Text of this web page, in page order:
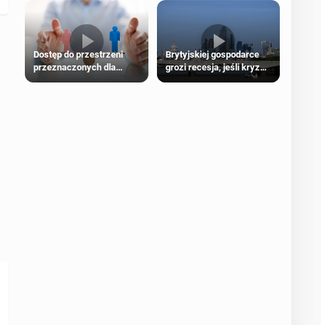
Dostęp do przestrzeni
przeznaczonych dla
jednej płci ma opierać się
Brytyjskiej gospodarce
grozi recesja, jeśli kryzys
na Bliskim Wschodzie się